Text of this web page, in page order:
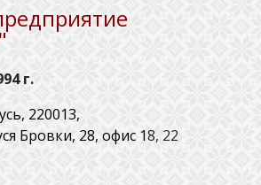
"
г.
220013,
Бровки, 28, офис 18, 22